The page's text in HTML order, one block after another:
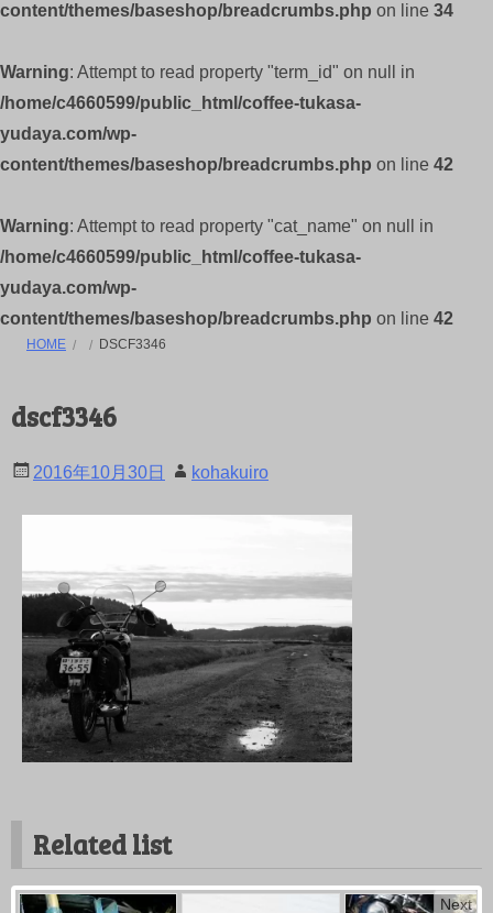
content/themes/baseshop/breadcrumbs.php on line 34
Warning: Attempt to read property "term_id" on null in
/home/c4660599/public_html/coffee-tukasa-
yudaya.com/wp-
content/themes/baseshop/breadcrumbs.php on line 42
Warning: Attempt to read property "cat_name" on null in
/home/c4660599/public_html/coffee-tukasa-
yudaya.com/wp-
content/themes/baseshop/breadcrumbs.php on line 42
HOME DSCF3346
dscf3346
2016年10月30日 kohakuiro
Related list
Next